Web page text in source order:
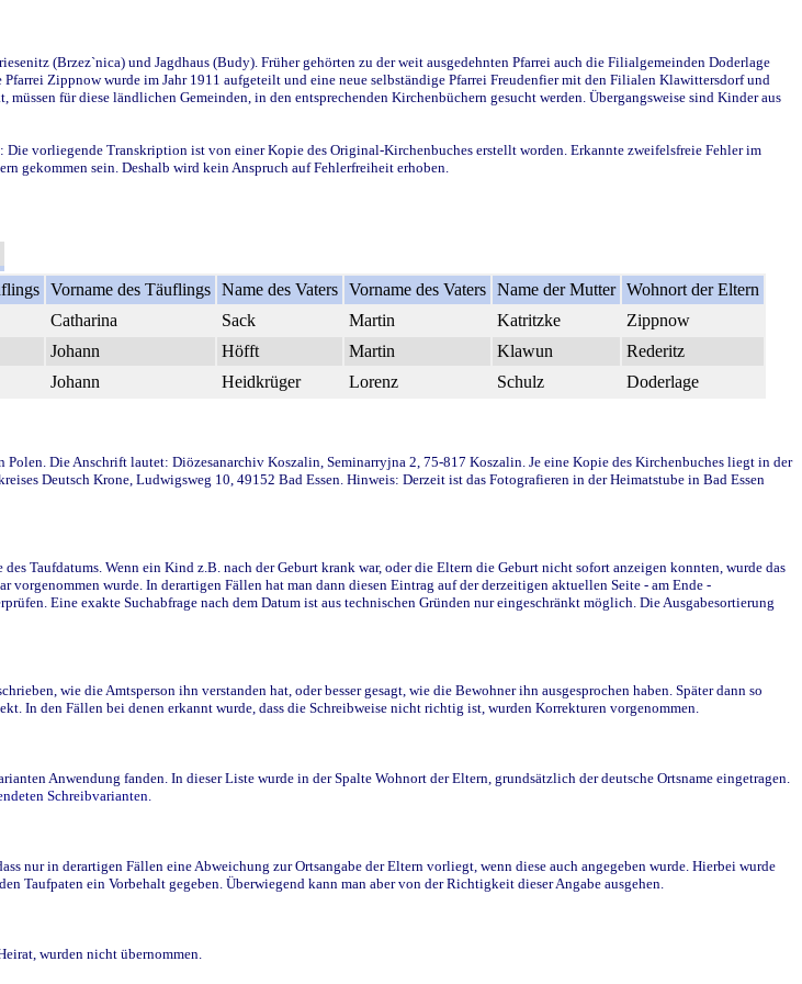
(Brzez`nica) und Jagdhaus (Budy). Früher gehörten zu der weit ausgedehnten Pfarrei auch die Filialgemeinden Doderlage
Zippnow wurde im Jahr 1911 aufgeteilt und eine neue selbständige Pfarrei Freudenfier mit den Filialen Klawittersdorf und
für diese ländlichen Gemeinden, in den entsprechenden Kirchenbüchern gesucht werden. Übergangsweise sind Kinder aus
Die vorliegende Transkription ist von einer Kopie des Original-Kirchenbuches erstellt worden. Erkannte zweifelsfreie Fehler im
gekommen sein. Deshalb wird kein Anspruch auf Fehlerfreiheit erhoben.
Vorname des Täuflings Name des Vaters Vorname des Vaters Name der Mutter Wohnort der Eltern
Catharina Sack Martin Katritzke
Zippnow
Johann Höfft Martin Klawun
Rederitz
Johann Heidkrüger Lorenz Schulz Doderlage
Die Anschrift lautet: Diözesanarchiv Koszalin, Seminarryjna 2, 75-817 Koszalin. Je eine Kopie des Kirchenbuches liegt in der
Deutsch Krone, Ludwigsweg 10, 49152 Bad Essen. Hinweis: Derzeit ist das Fotografieren in der Heimatstube in Bad Essen
Taufdatums. Wenn ein Kind z.B. nach der Geburt krank war, oder die Eltern die Geburt nicht sofort anzeigen konnten, wurde das
wurde. In derartigen Fällen hat man dann diesen Eintrag auf der derzeitigen aktuellen Seite - am Ende -
Eine exakte Suchabfrage nach dem Datum ist aus technischen Gründen nur eingeschränkt möglich. Die Ausgabesortierung
wie die Amtsperson ihn verstanden hat, oder besser gesagt, wie die Bewohner ihn ausgesprochen haben. Später dann so
In den Fällen bei denen erkannt wurde, dass die Schreibweise nicht richtig ist, wurden Korrekturen vorgenommen.
Anwendung fanden. In dieser Liste wurde in der Spalte Wohnort der Eltern, grundsätzlich der deutsche Ortsname eingetragen.
Schreibvarianten.
nur in derartigen Fällen eine Abweichung zur Ortsangabe der Eltern vorliegt, wenn diese auch angegeben wurde. Hierbei wurde
Taufpaten ein Vorbehalt gegeben. Überwiegend kann man aber von der Richtigkeit dieser Angabe ausgehen.
wurden nicht übernommen.